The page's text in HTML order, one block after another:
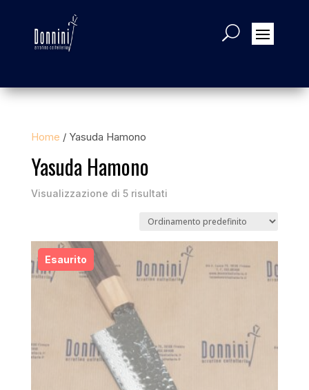
Home / Yasuda Hamono
Yasuda Hamono
Visualizzazione di 5 risultati